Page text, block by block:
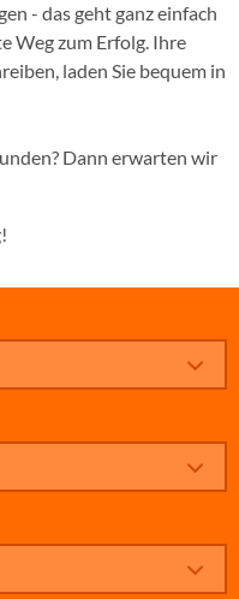
- das geht ganz einfach
Weg zum Erfolg. Ihre
laden Sie bequem in
Dann erwarten wir